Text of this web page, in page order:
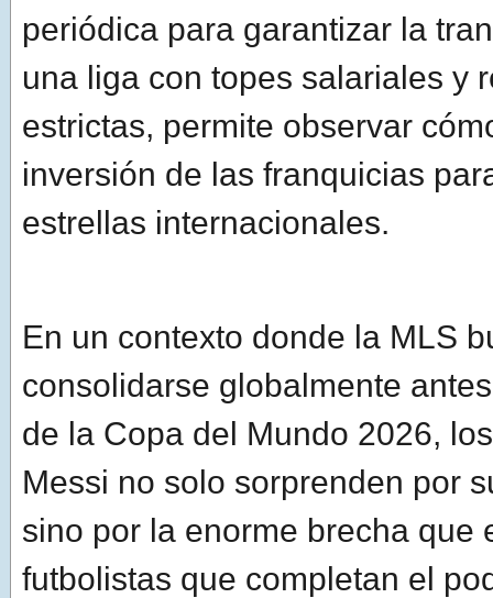
periódica para garantizar la
una liga con topes salariales y
estrictas, permite observar
inversión de las franquicias
estrellas internacionales.
En un contexto donde la MLS
consolidarse globalmente
de la Copa del Mundo 2026,
Messi no solo sorprenden por
sino por la enorme brecha que
futbolistas que completan el